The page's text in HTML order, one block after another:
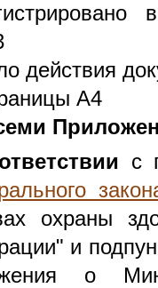
действия
А4
с
охраны
и
о